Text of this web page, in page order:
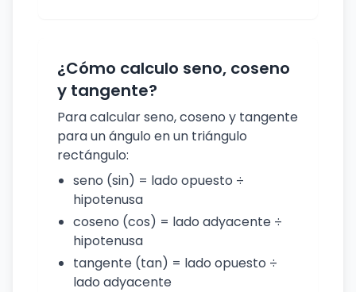
¿Cómo calculo seno, coseno
y tangente?
Para calcular seno, coseno y tangente
para un ángulo en un triángulo
rectángulo:
seno (sin) = lado opuesto ÷
hipotenusa
coseno (cos) = lado adyacente ÷
hipotenusa
tangente (tan) = lado opuesto ÷
lado adyacente